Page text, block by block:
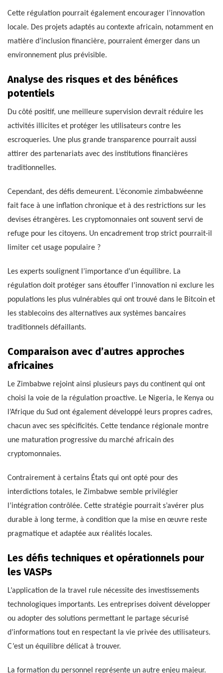
Cette régulation pourrait également encourager l’innovation
locale. Des projets adaptés au contexte africain, notamment en
matière d’inclusion financière, pourraient émerger dans un
environnement plus prévisible.
Analyse des risques et des bénéfices
potentiels
Du côté positif, une meilleure supervision devrait réduire les
activités illicites et protéger les utilisateurs contre les
escroqueries. Une plus grande transparence pourrait aussi
attirer des partenariats avec des institutions financières
traditionnelles.
Cependant, des défis demeurent. L’économie zimbabwéenne
fait face à une inflation chronique et à des restrictions sur les
devises étrangères. Les cryptomonnaies ont souvent servi de
refuge pour les citoyens. Un encadrement trop strict pourrait-il
limiter cet usage populaire ?
Les experts soulignent l’importance d’un équilibre. La
régulation doit protéger sans étouffer l’innovation ni exclure les
populations les plus vulnérables qui ont trouvé dans le Bitcoin et
les stablecoins des alternatives aux systèmes bancaires
traditionnels défaillants.
Comparaison avec d’autres approches
africaines
Le Zimbabwe rejoint ainsi plusieurs pays du continent qui ont
choisi la voie de la régulation proactive. Le Nigeria, le Kenya ou
l’Afrique du Sud ont également développé leurs propres cadres,
chacun avec ses spécificités. Cette tendance régionale montre
une maturation progressive du marché africain des
cryptomonnaies.
Contrairement à certains États qui ont opté pour des
interdictions totales, le Zimbabwe semble privilégier
l’intégration contrôlée. Cette stratégie pourrait s’avérer plus
durable à long terme, à condition que la mise en œuvre reste
pragmatique et adaptée aux réalités locales.
Les défis techniques et opérationnels pour
les VASPs
L’application de la travel rule nécessite des investissements
technologiques importants. Les entreprises doivent développer
ou adopter des solutions permettant le partage sécurisé
d’informations tout en respectant la vie privée des utilisateurs.
C’est un équilibre délicat à trouver.
La formation du personnel représente un autre enjeu majeur.